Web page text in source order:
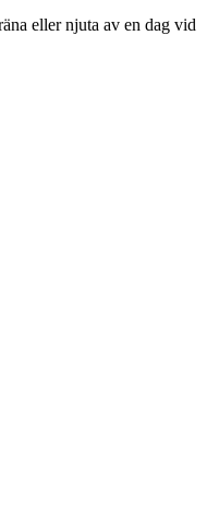
eller njuta av en dag vid